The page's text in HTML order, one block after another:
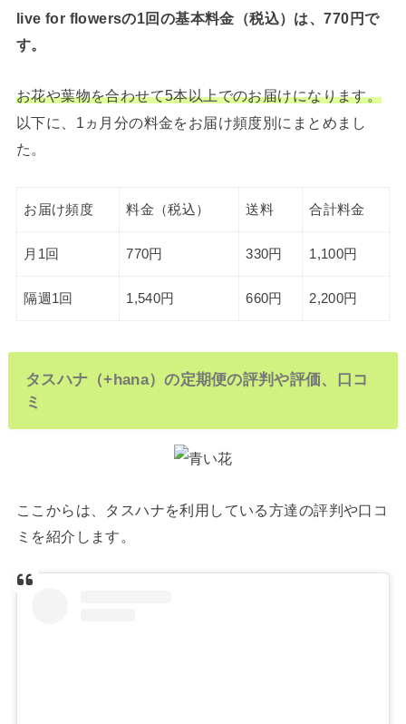
live for flowersの1回の基本料金（税込）は、770円で
す。
お花や葉物を合わせて5本以上でのお届けになります。
以下に、1ヵ月分の料金をお届け頻度別にまとめまし
た。
お届け頻度 料金（税込） 送料 合計料金
月1回 770円 330円 1,100円
隔週1回 1,540円 660円 2,200円
タスハナ（+hana）の定期便の評判や評価、口コ
ミ
ここからは、タスハナを利用している方達の評判や口コ
ミを紹介します。